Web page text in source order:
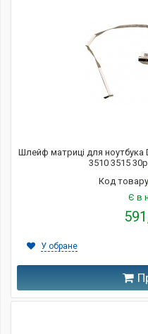
Шлейф матриці для ноутбука
3510 3515
Код
Є в
У обране